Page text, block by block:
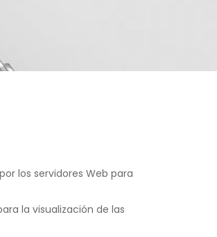
los servidores Web para
la visualización de las